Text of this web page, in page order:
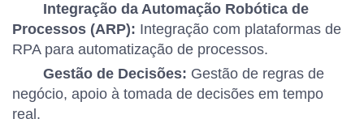
Integração da Automação Robótica de
Processos (ARP): Integração com plataformas de
RPA para automatização de processos.
Gestão de Decisões: Gestão de regras de
negócio, apoio à tomada de decisões em tempo
real.